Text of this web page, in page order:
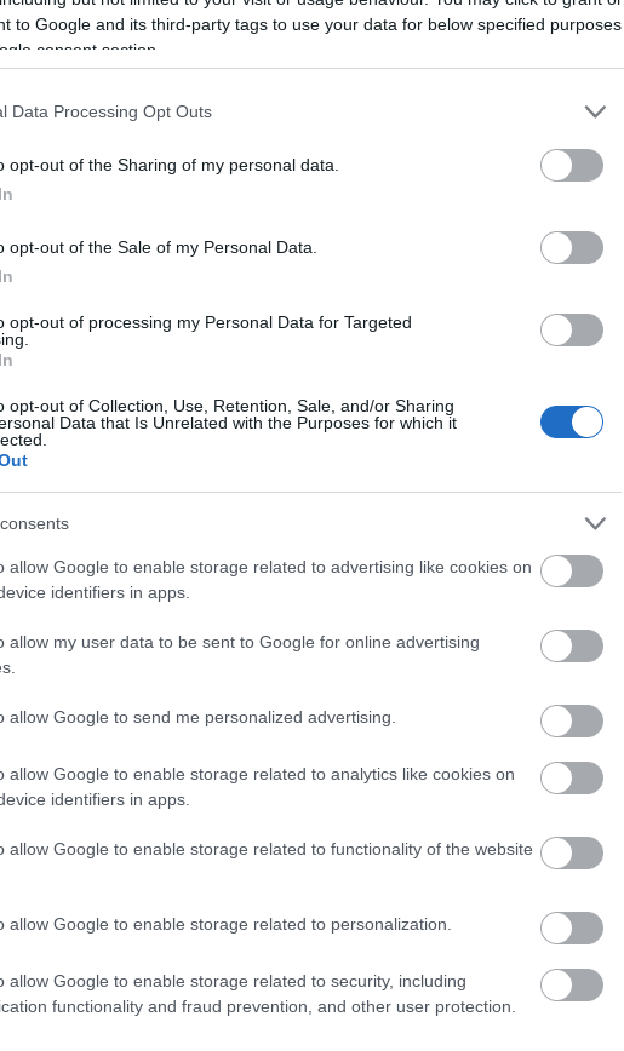
to Google and its third-party tags to use your data for below specified purposes
consent section.
Data Processing Opt Outs
opt-out of the Sharing of my personal data.
opt-out of the Sale of my Personal Data.
opt-out of processing my Personal Data for Targeted
opt-out of Collection, Use, Retention, Sale, and/or Sharing
Data that Is Unrelated with the Purposes for which it
allow Google to enable storage related to advertising like cookies on
identifiers in apps.
allow my user data to be sent to Google for online advertising
allow Google to send me personalized advertising.
allow Google to enable storage related to analytics like cookies on
identifiers in apps.
allow Google to enable storage related to functionality of the website
allow Google to enable storage related to personalization.
allow Google to enable storage related to security, including
functionality and fraud prevention, and other user protection.
hőhullámra, hogy a település
Ahogy egy ember is sokféleképpen
(tájékozódással, jobb árnyékolással,
is sok eszköz van a kezükben, a
(nevezzük csak bátran smart árkoknak!),
jelképei voltak, de - ahogy a kerékpár is
a természetes növényzettel bélelt árkok
váltak, és karbantartásukkal sokkal
azt elsőre gondolnánk. A nagyobb víz
szintén reziliens megoldásoknak nevezzük:
aszálykor pedig még csak-csak marad valami
is: az egyik nagyvárosban a
összegyűjtési kísérletbe fogott. A cél
értékes, komposztálható falevelet, és ne
hajnalban a házak elé, és lássunk csodát,
Ám csak ott, ahol korábban nem
már halmokban állt a falevél, ott már nem
gereblyét ragadjanak és bejuttassák a